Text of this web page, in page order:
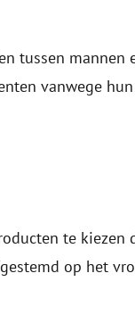
tussen mannen
vanwege
te kiezen
op het